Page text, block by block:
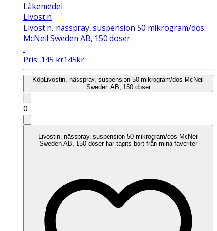
Läkemedel
Livostin
Livostin, nässpray, suspension 50 mikrogram/dos
McNeil Sweden AB, 150 doser
.
Pris: 145 kr145kr
Köp Livostin, nässpray, suspension 50 mikrogram/dos McNeil
Sweden AB, 150 doser
0
Livostin, nässpray, suspension 50 mikrogram/dos McNeil
Sweden AB, 150 doser har tagits bort från mina favoriter